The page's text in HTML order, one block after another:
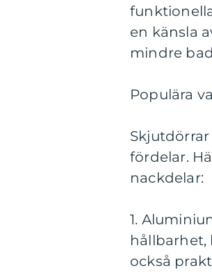
en känsla
mindre
Populära
fördelar.
nackdelar:
1.
också